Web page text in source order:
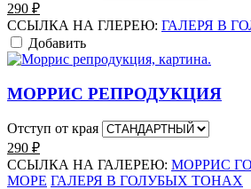
290 ₽
ССЫЛКА НА ГЛЕРЕЮ: ГАЛЕРЯ В
Добавить
МОРРИС РЕПРОДУКЦИЯ
Отступ от края
290 ₽
ССЫЛКА НА ГАЛЕРЕЮ: МОРРИС
МОРЕ ГАЛЕРЯ В ГОЛУБЫХ ТОНАХ